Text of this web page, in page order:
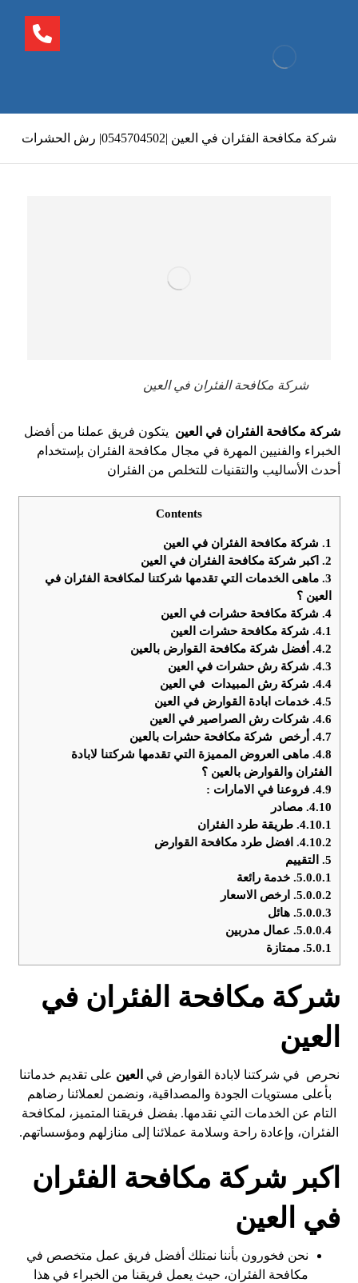
شركة مكافحة الفئران في العين |0545704502| رش الحشرات
شركة مكافحة الفئران في العين
شركة مكافحة الفئران في العين يتكون فريق عملنا من أفضل
الخبراء والفنيين المهرة في مجال مكافحة الفئران بإستخدام
أحدث الأساليب والتقنيات للتخلص من الفئران
Contents
1. شركة مكافحة الفئران في العين
2.
اكبر شركة مكافحة الفئران في العين
3. ماهى الخدمات التي تقدمها شركتنا لمكافحة الفئران في
العين ؟
4. شركة مكافحة حشرات في العين
4.1. شركة مكافحة حشرات العين
4.2. أفضل شركة مكافحة القوارض بالعين
4.3. شركة رش حشرات في العين
4.4. شركة رش المبيدات في العين
4.5. خدمات ابادة القوارض في العين
4.6. شركات رش الصراصير في العين
4.7. أرخص شركة مكافحة حشرات بالعين
4.8. ماهى العروض المميزة التي تقدمها شركتنا لابادة
الفئران والقوارض بالعين ؟
4.9. فروعنا في الامارات :
4.10. مصادر
4.10.1. طريقة طرد الفئران
4.10.2.
افضل طرد مكافحة القوارض
5.
التقييم
5.0.0.1. خدمة رائعة
5.0.0.2.
ارخص الاسعار
5.0.0.3. هائل
5.0.0.4. عمال مدربين
5.0.1. ممتازة
شركة مكافحة الفئران في
العين
نحرص في شركتنا لابادة القوارض في العين على تقديم خدماتنا
بأعلى مستويات الجودة والمصداقية، ونضمن لعملائنا رضاهم
التام عن الخدمات التي نقدمها. بفضل فريقنا المتميز، لمكافحة
الفئران، وإعادة راحة وسلامة عملائنا إلى منازلهم ومؤسساتهم.
اكبر شركة مكافحة الفئران
في العين
نحن فخورون بأننا نمتلك أفضل فريق عمل متخصص في
مكافحة الفئران، حيث يعمل فريقنا من الخبراء في هذا